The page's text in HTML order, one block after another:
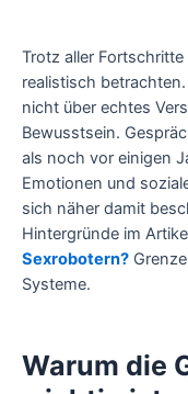
Trotz aller
realistisch
nicht über echtes
Bewusstsein.
als noch vor einigen
Emotionen und
sich näher damit
Hintergründe im
Sexrobotern?
Systeme.
Warum die